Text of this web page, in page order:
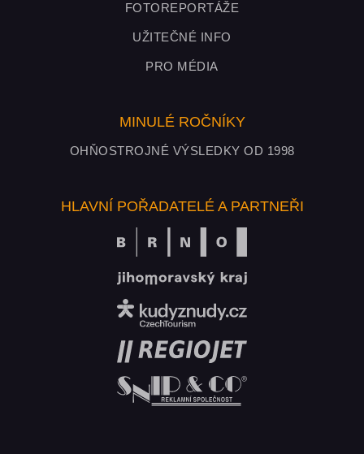
FOTOREPORTÁŽE
UŽITEČNÉ INFO
PRO MÉDIA
MINULÉ ROČNÍKY
OHŇOSTROJNÉ VÝSLEDKY OD 1998
HLAVNÍ POŘADATELÉ A PARTNEŘI